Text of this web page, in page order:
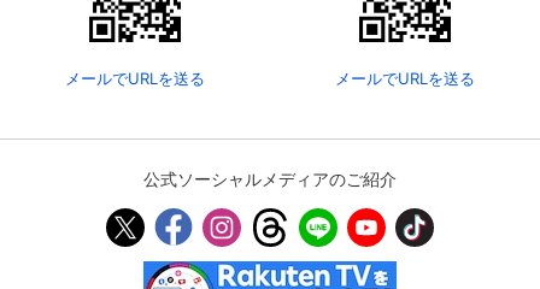
メールでURLを送る メールでURLを送る
公式ソーシャルメディアのご紹介